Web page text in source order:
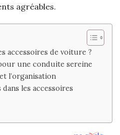
agréables.
accessoires de voiture ?
une conduite sereine
l’organisation
les accessoires